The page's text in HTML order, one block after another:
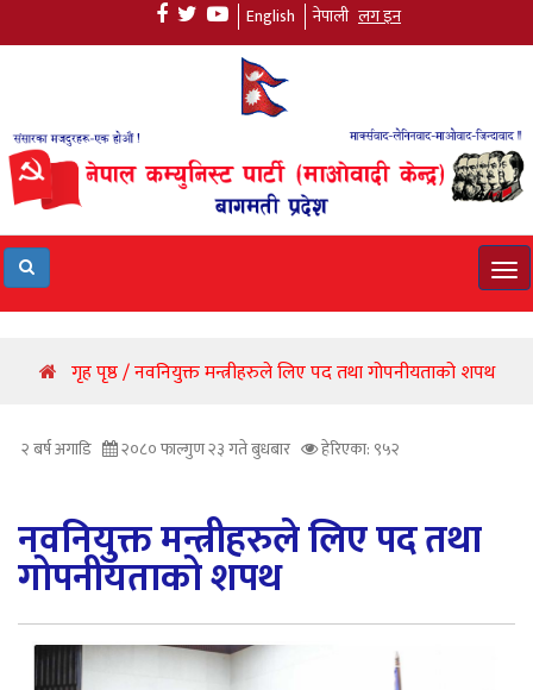
English नेपाली लग इन
गृह पृष्ठ / नवनियुक्त मन्त्रीहरुले लिए पद तथा गोपनीयताको शपथ
२ बर्ष अगाडि २०८० फाल्गुण २३ गते बुधबार हेरिएका: ९५२
नवनियुक्त मन्त्रीहरुले लिए पद तथा
गोपनीयताको शपथ